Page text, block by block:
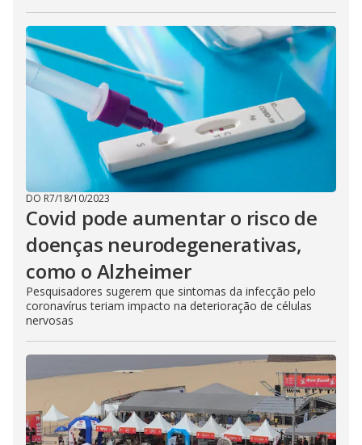
DO R7/18/10/2023
Covid pode aumentar o risco de
doenças neurodegenerativas,
como o Alzheimer
Pesquisadores sugerem que sintomas da infecção pelo
coronavírus teriam impacto na deterioração de células
nervosas